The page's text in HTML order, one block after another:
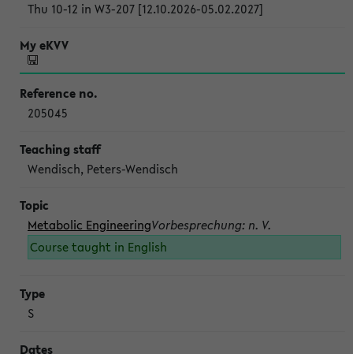
Thu 10-12 in W3-207 [12.10.2026-05.02.2027]
205045
Wendisch, Peters-Wendisch
Metabolic EngineeringVorbesprechung: n. V.
Course taught in English
S